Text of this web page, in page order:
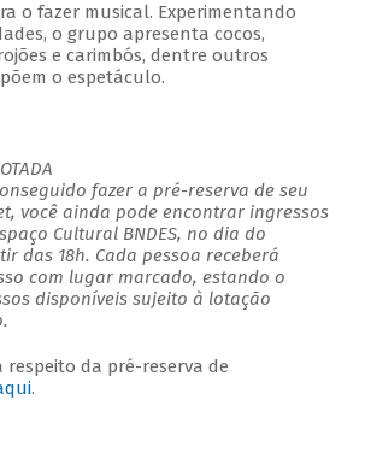
o fazer musical. Experimentando
o grupo apresenta cocos,
e carimbós, dentre outros
o espetáculo.
fazer a pré-reserva de seu
você ainda pode encontrar ingressos
Cultural BNDES, no dia do
das 18h. Cada pessoa receberá
com lugar marcado, estando o
disponíveis sujeito à lotação
respeito da pré-reserva de
.